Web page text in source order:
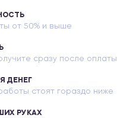
от 50% и выше
сразу после оплаты
ДЕНЕГ
стоят гораздо ниже
РУКАХ